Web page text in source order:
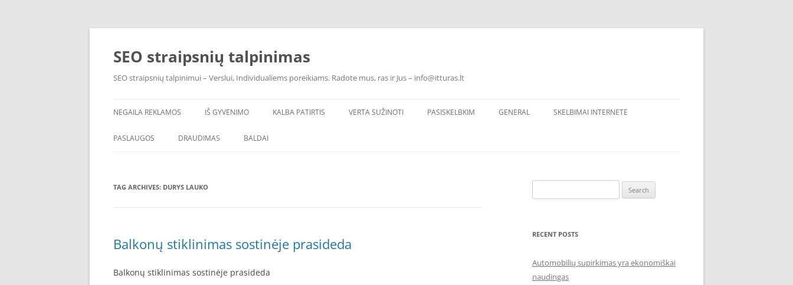
Skip
SEO straipsnių talpinimas
SEO straipsnių talpinimui – Verslui, Individualiems poreikiams. Radote mus, ras ir Jus – info@itturas.lt
NEGAILA REKLAMOS IŠ GYVENIMO KALBA PATIRTIS VERTA SUŽINOTI PASISKELBKIM GENERAL SKELBIMAI INTERNETE
PASLAUGOS DRAUDIMAS BALDAI
TAG ARCHIVES: DURYS LAUKO
Balkonų stiklinimas sostinėje prasideda
Balkonų stiklinimas sostinėje prasideda
for:
RECENT POSTS
Automobilių supirkimas yra ekonomiškai
naudingas